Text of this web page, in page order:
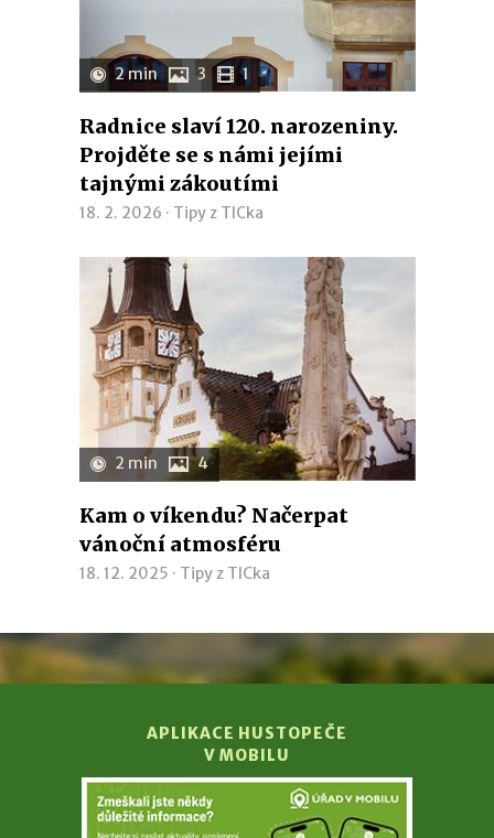
2 min 3 1
Radnice slaví 120. narozeniny.
Projděte se s námi jejími
tajnými zákoutími
18. 2. 2026 · Tipy z TICka
2 min 4
Kam o víkendu? Načerpat
vánoční atmosféru
18. 12. 2025 · Tipy z TICka
APLIKACE HUSTOPEČE
V MOBILU